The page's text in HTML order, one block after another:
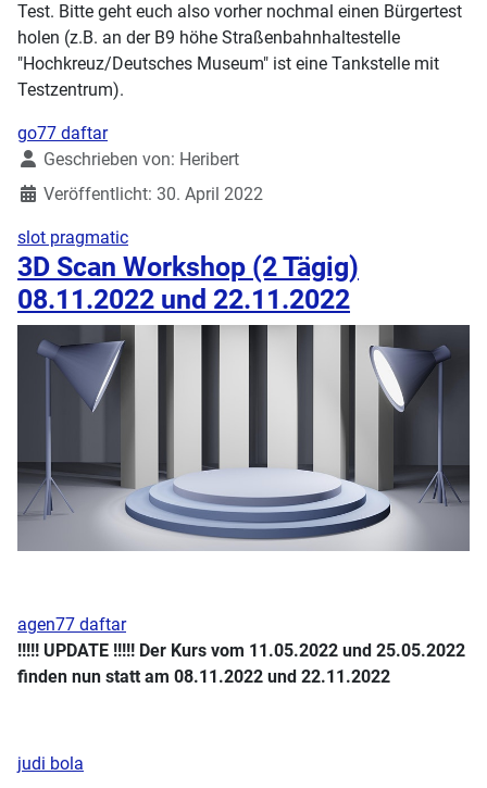
Test. Bitte geht euch also vorher nochmal einen Bürgertest
holen (z.B. an der B9 höhe Straßenbahnhaltestelle
"Hochkreuz/Deutsches Museum" ist eine Tankstelle mit
Testzentrum).
go77 daftar
DetailsGeschrieben von: Heribert
Veröffentlicht: 30. April 2022
slot pragmatic
3D Scan Workshop (2 Tägig)
08.11.2022 und 22.11.2022
agen77 daftar
!!!!! UPDATE !!!!! Der Kurs vom 11.05.2022 und 25.05.2022
finden nun statt am 08.11.2022 und 22.11.2022
judi bola